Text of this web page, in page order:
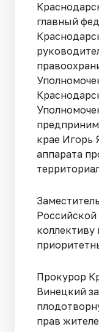
главный
крае Игорь
аппарата
Прокурор
Винецкий
прав